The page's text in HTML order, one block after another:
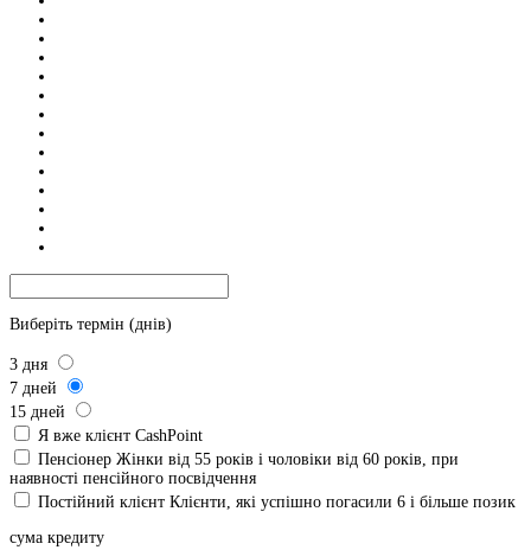
Виберіть термін (днів)
3 дня
7 дней
15 дней
Я вже клієнт CashPoint
Пенсіонер Жінки від 55 років і чоловіки від 60 років, при
наявності пенсійного посвідчення
Постійний клієнт Клієнти, які успішно погасили 6 і більше позик
сума кредиту